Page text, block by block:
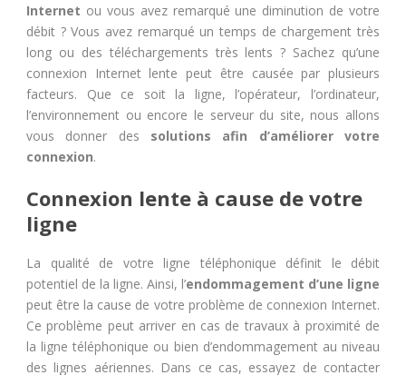
Internet ou vous avez remarqué une diminution de votre
débit ? Vous avez remarqué un temps de chargement très
long ou des téléchargements très lents ? Sachez qu’une
connexion Internet lente peut être causée par plusieurs
facteurs. Que ce soit la ligne, l’opérateur, l’ordinateur,
l’environnement ou encore le serveur du site, nous allons
vous donner des solutions afin d’améliorer votre
connexion.
Connexion lente à cause de votre
ligne
La qualité de votre ligne téléphonique définit le débit
potentiel de la ligne. Ainsi, l’endommagement d’une ligne
peut être la cause de votre problème de connexion Internet.
Ce problème peut arriver en cas de travaux à proximité de
la ligne téléphonique ou bien d’endommagement au niveau
des lignes aériennes. Dans ce cas, essayez de contacter